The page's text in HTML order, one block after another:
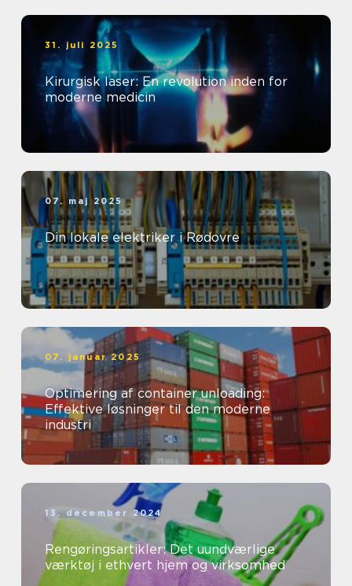
31. juli 2025
Kirurgisk laser: En revolution inden for
moderne medicin
07. maj 2025
Din lokale elektriker i Rødovre
07. januar 2025
Optimering af container unloading:
Effektive løsninger til den moderne
industri
13. december 2024
Rengøringsartikler: Det uundværlige
værktøj i ethvert hjem og virksomhed